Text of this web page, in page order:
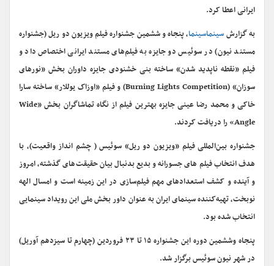
ایرانی اعطا کرد.
به گزارشسینماسینما، پنجاه و ششمین جشنواره فیلم ویزیون دو ریل (جشنواره
مستند نیون) در سوئیس دو جایزه به فیلم‌های مستند ایرانی اختصاص داد و
فیلم «نقطه ناپدید شدن» ساخته بنی خشنودی جایزه داوران بخش «نورهای
سوزان» (Burning Lights Competition) و فیلم «اوزاک یوللار» ساخته سارا
خاکی و محمد رضا عینی جایزه بهترین فیلم از نگاه تماشاگران بخش «Wide
Angle» را دریافت کردند.
جشنواره بین‌المللی فیلم «ویزیون دو ریل» سوئیس ( چشم انداز واقعیت)، با
هدف انتخاب فیلم های جسورانه و بدیع بدنبال بیان حقیقت‌های گذشته، امروز
و آینده و کشف استعدادهای مهم فیلم‌سازی در این زمینه است و امسال الهه
نوبخت، تهیه‌کننده سینمای ایران به عنوان داور بخش ملی این رویداد سینمایی
انتخاب شده‌ بود.
پنجاه وششمین دوره این جشنواره ۱۵ تا ۲۳ فروردین (چهارم تا سیزدهم آوریل)
در شهر نیون سوئیس برگزار شد.